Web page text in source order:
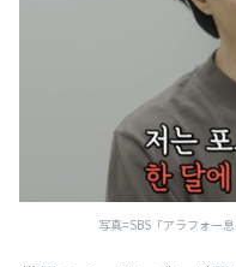
写真=SBS「アラフォー